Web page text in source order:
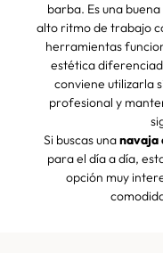
barba. Es una
alto ritmo de trabajo
herramientas
estética
conviene utilizarla
profesional y
Si buscas unanavaja
para el día a día,
opción muy